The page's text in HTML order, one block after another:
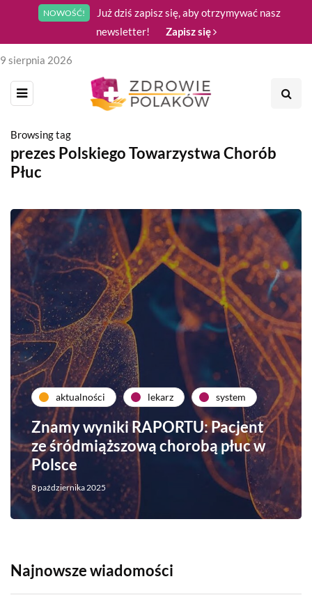
NOWOŚĆ!
Już dziś zapisz się, aby otrzymywać nasz
newsletter!
Zapisz się
9 sierpnia 2026
Browsing tag
prezes Polskiego Towarzystwa Chorób
Płuc
aktualności lekarz system
Znamy wyniki RAPORTU: Pacjent
ze śródmiąższową chorobą płuc w
Polsce
8 października 2025
Najnowsze wiadomości